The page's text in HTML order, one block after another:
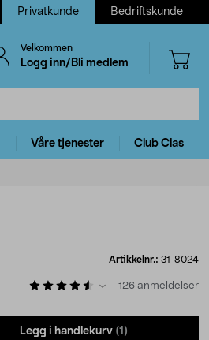
Privatkunde Bedriftskunde
Velkommen
Logg inn/Bli medlem
Våre tjenester Club Clas
Artikkelnr.: 31-8024
126 anmeldelser
Legg i handlekurv (1)